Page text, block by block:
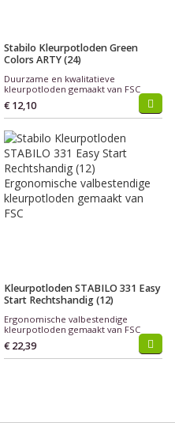
Stabilo Kleurpotloden Green
Colors ARTY (24)
Duurzame en kwalitatieve
kleurpotloden gemaakt van FSC
€ 12,10
Kleurpotloden STABILO 331 Easy
Start Rechtshandig (12)
Ergonomische valbestendige
kleurpotloden gemaakt van FSC
€ 22,39